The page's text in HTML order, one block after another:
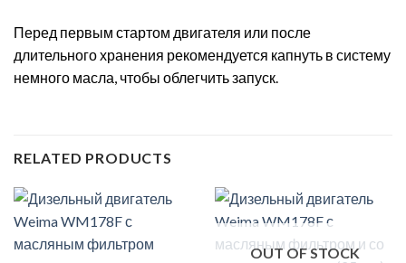
Перед первым стартом двигателя или после
длительного хранения рекомендуется капнуть в систему
немного масла, чтобы облегчить запуск.
RELATED PRODUCTS
OUT OF STOCK